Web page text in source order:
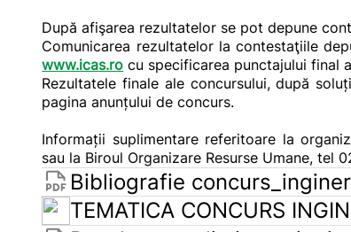
După afişarea rezultatelor se pot depune
Comunicarea rezultatelor la contestaţiile
www.icas.ro cu specificarea punctajului final
Rezultatele finale ale concursului, după
pagina anunțului de concurs.
Informații suplimentare referitoare la
sau la Biroul Organizare Resurse Umane, tel
Bibliografie
TEMATICA CONCURS